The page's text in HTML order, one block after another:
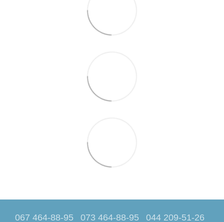
067 464-88-95 073 464-88-95 044 209-51-26